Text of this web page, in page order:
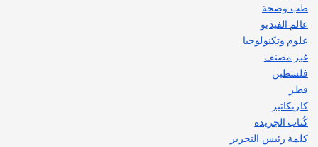
طب وصحة
عالم الفيديو
علوم وتكنولوجيا
غير مصنف
فلسطين
قطر
كاريكاتير
كُتاب الجريدة
كلمة رئيس التحرير